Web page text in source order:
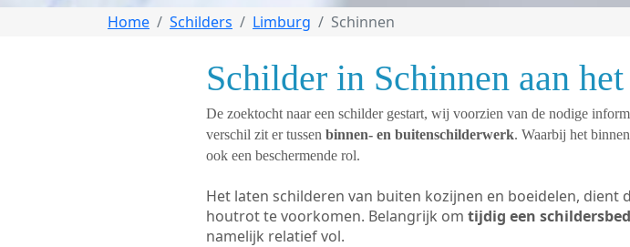
Home Schilders Limburg Schinnen
Schilder in Schinnen aan
De zoektocht naar een schilder gestart, wij voorzien van de nodige
verschil zit er tussen binnen- en buitenschilderwerk. Waarbij het
ook een beschermende rol.
Het laten schilderen van buiten kozijnen en boeidelen,
houtrot te voorkomen. Belangrijk om tijdig een
namelijk relatief vol.